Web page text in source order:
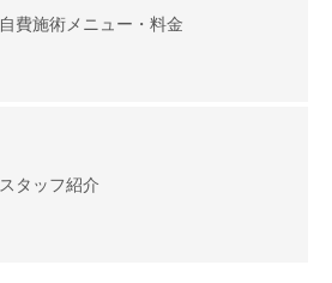
自費施術メニュー・料金
スタッフ紹介